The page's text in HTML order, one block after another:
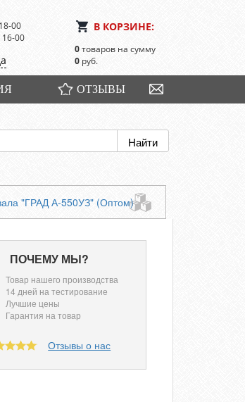
00
16-00
В КОРЗИНЕ:
0товаров на сумму
0 руб.
ОТЗЫВЫ
"ГРАД А-550УЗ" (Оптом)
ПОЧЕМУ МЫ?
Товар нашего производства
14 дней на тестирование
Лучшие цены
Гарантия на товар
Отзывы о нас